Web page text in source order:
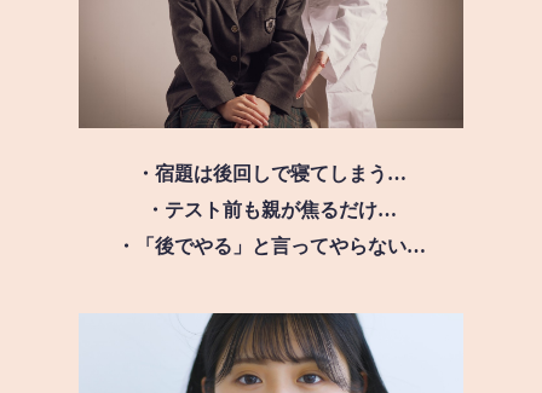
・宿題は後回しで寝てしまう…
・テスト前も親が焦るだけ…
・「後でやる」と言ってやらない…